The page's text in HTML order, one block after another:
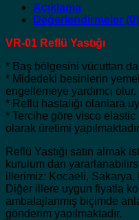
Açıklama
Değerlendirmeler (0)
VR-01 Reflü Yastığı
* Baş bölgesini vücuttan
* Midedeki besinlerin
engellemeye yardımcı olur.
* Reflü hastalığı olanlara
* Tercihe göre visco
olarak üretimi
Reflü Yastığı satın almak
kurulum dan
illerimiz: Kocaeli,
Diğer illere uygun fiyatla
ambalajlanmış biçimde
gönderim yapılmaktadır.